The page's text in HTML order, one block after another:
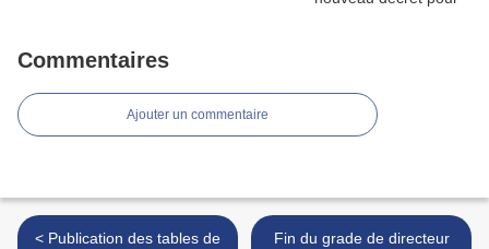
Commentaires
Ajouter un commentaire
< Publication des tables de
Fin du grade de directeur